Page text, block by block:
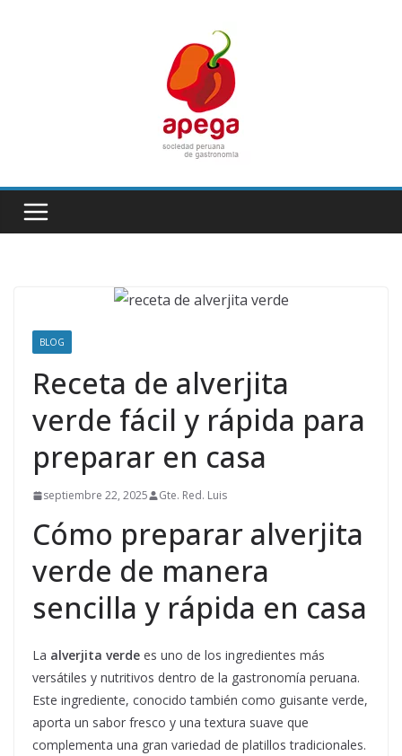
BLOG
Receta de alverjita
verde fácil y rápida para
preparar en casa
septiembre 22, 2025 Gte. Red. Luis
Cómo preparar alverjita
verde de manera
sencilla y rápida en casa
La alverjita verde es uno de los ingredientes más
versátiles y nutritivos dentro de la gastronomía peruana.
Este ingrediente, conocido también como guisante verde,
aporta un sabor fresco y una textura suave que
complementa una gran variedad de platillos tradicionales.